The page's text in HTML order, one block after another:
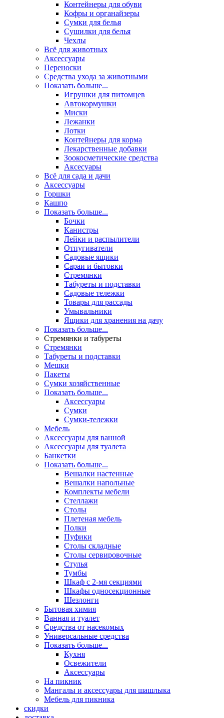
Контейнеры для обуви
Кофры и органайзеры
Сумки для белья
Сушилки для белья
Чехлы
Всё для животных
Аксесcуары
Переноски
Средства ухода за животными
Показать больше...
Игрушки для питомцев
Автокормушки
Миски
Лежанки
Лотки
Контейнеры для корма
Лекарственные добавки
Зоокосметические средства
Аксесуары
Всё для сада и дачи
Аксессуары
Горшки
Кашпо
Показать больше...
Бочки
Канистры
Лейки и распылители
Отпугиватели
Садовые ящики
Сараи и бытовки
Стремянки
Табуреты и подставки
Садовые тележки
Товары для рассады
Умывальники
Ящики для хранения на дачу
Показать больше...
Стремянки и табуреты
Стремянки
Табуреты и подставки
Мешки
Пакеты
Сумки хозяйственные
Показать больше...
Аксессуары
Сумки
Сумки-тележки
Мебель
Аксессуары для ванной
Аксессуары для туалета
Банкетки
Показать больше...
Вешалки настенные
Вешалки напольные
Комплекты мебели
Стеллажи
Столы
Плетеная мебель
Полки
Пуфики
Столы складные
Столы сервировочные
Стулья
Тумбы
Шкаф с 2-мя секциями
Шкафы односекционные
Шезлонги
Бытовая химия
Ванная и туалет
Средства от насекомых
Универсальные средства
Показать больше...
Кухня
Освежители
Аксессуары
На пикник
Мангалы и аксессуары для шашлыка
Мебель для пикника
скидки